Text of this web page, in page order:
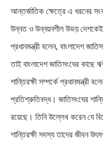
আন্তর্জাতিক ক্ষেত্রে এ ধরনের
উন্নত ও উন্নয়নশীল উভয় দেশকেই
প্রধানমন্ত্রী বলেন, বাংলাদেশ
তাই বাংলাদেশ জাতিসংঘের কাছে
শান্তিরক্ষী সম্পর্কে প্রধানমন্ত্রী
প্রতিশ্রুতিবদ্ধ। জাতিসংঘের
রয়েছে। তিনি উল্লেখ করেন যে
শান্তিরক্ষী সদস্য তাদের জীবন